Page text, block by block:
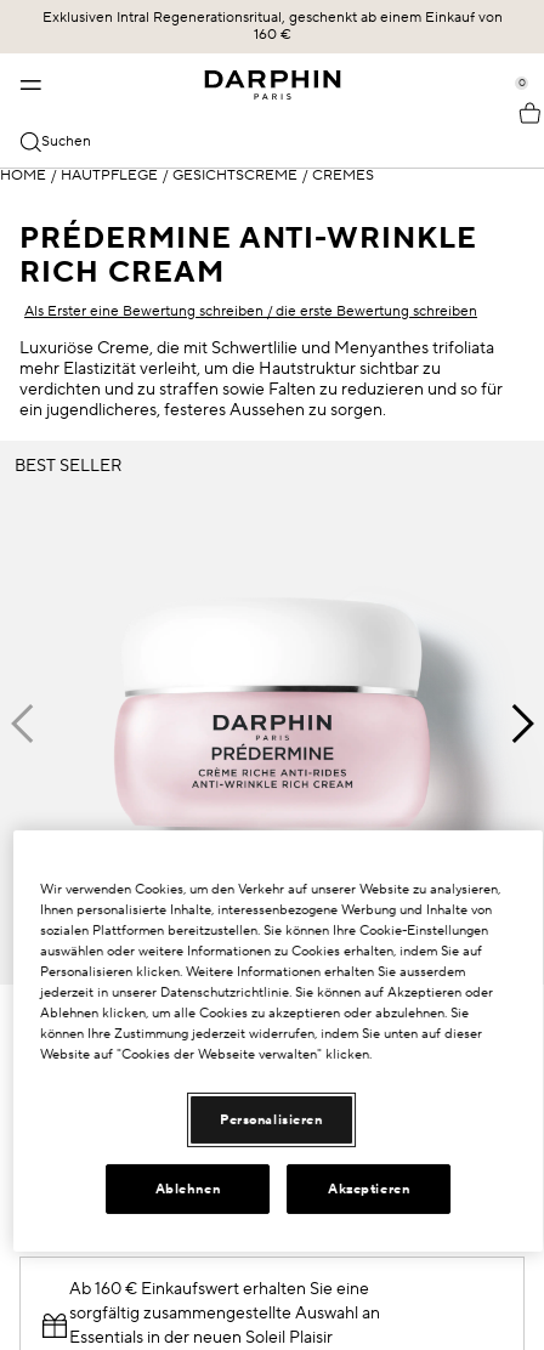
Exklusiven Intral Regenerationsritual, geschenkt ab einem Einkauf von
160 €
::elc_general.menu::
0
Suchen
Sidebar Navigation
BESTSELLER
BESTSELLER
HYDRASKIN
HAUTPFLEGE
ENTDECKEN
Hautpflegeroutine
KATEGORIEN
Alle Shoppen
Reiniger und Toner
Feuchtigkeitspflege mit SPF-Schutz
Augen- und Lippenpflege
Masken und Exfoliatoren
Öle
Sensible Haut und Rötungen
Feuchtigkeitsversorgung
Linien und Fältchen
Gemischte Haut
Trockene Haut
SPF-Schutz
Verlust von Volumen
KOLLEKTIONEN
ALLE SHOPPEN
Stimulskin Plus
Essential Oil Elixir
Ideal Resource
Exquisâge
Prédermine
ERBE
UNSERE GESCHICHTE
OLIVIA SZMIDT
DIE WISSENSCHAFT DER LIEFERUNG
HOME / HAUTPFLEGE / GESICHTSCREME / CREMES
PRÉDERMINE ANTI-WRINKLE
RICH CREAM
Als Erster eine Bewertung schreiben / die erste Bewertung schreiben
Luxuriöse Creme, die mit Schwertlilie und Menyanthes trifoliata
mehr Elastizität verleiht, um die Hautstruktur sichtbar zu
verdichten und zu straffen sowie Falten zu reduzieren und so für
ein jugendlicheres, festeres Aussehen zu sorgen.
BEST SELLER
€147.00 €2.94 /ml 50 ml
Ab 160 € Einkaufswert erhalten Sie eine
sorgfältig zusammengestellte Auswahl an
Essentials in der neuen Soleil Plaisir
Wir verwenden Cookies, um den Verkehr auf unserer Website zu analysieren,
Ihnen personalisierte Inhalte, interessenbezogene Werbung und Inhalte von
sozialen Plattformen bereitzustellen. Sie können Ihre Cookie-Einstellungen
auswählen oder weitere Informationen zu Cookies erhalten, indem Sie auf
Personalisieren klicken. Weitere Informationen erhalten Sie ausserdem
jederzeit in unserer Datenschutzrichtlinie. Sie können auf Akzeptieren oder
Ablehnen klicken, um alle Cookies zu akzeptieren oder abzulehnen. Sie
können Ihre Zustimmung jederzeit widerrufen, indem Sie unten auf dieser
Website auf "Cookies der Webseite verwalten" klicken.
Personalisieren
Ablehnen Akzeptieren